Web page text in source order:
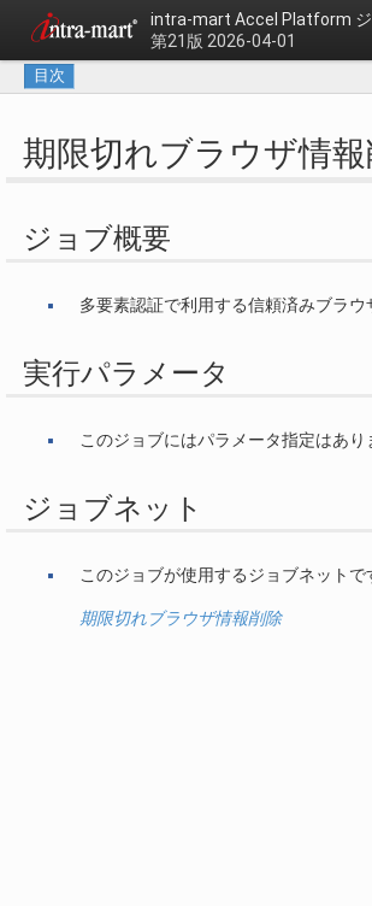
intra-mart Accel Platform
第21版 2026-04-01
目次
期限切れブラウザ情
ジョブ概要
多要素認証で利用する信頼済みブラウ
実行パラメータ
このジョブにはパラメータ指定はあり
ジョブネット
このジョブが使用するジョブネットで
期限切れブラウザ情報削除